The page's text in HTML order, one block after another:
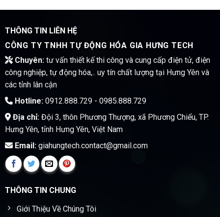
THÔNG TIN LIÊN HỆ
CÔNG TY TNHH TỰ ĐỘNG HÓA GIA HƯNG TECH
Chuyên:tư vấn thiết kế thi công và cung cấp điện tử, điện
công nghiệp, tự động hóa,.. uy tín chất lượng tại Hưng Yên và
các tỉnh lân cận
Hotline:0912.888.729 - 0985.888.729
Địa chỉ:Đội 3, thôn Phương Thượng, xã Phương Chiểu, TP.
Hưng Yên, tỉnh Hưng Yên, Việt Nam
Email:giahungtech.contact@gmail.com
THÔNG TIN CHUNG
Giới Thiệu Về Chúng Tôi